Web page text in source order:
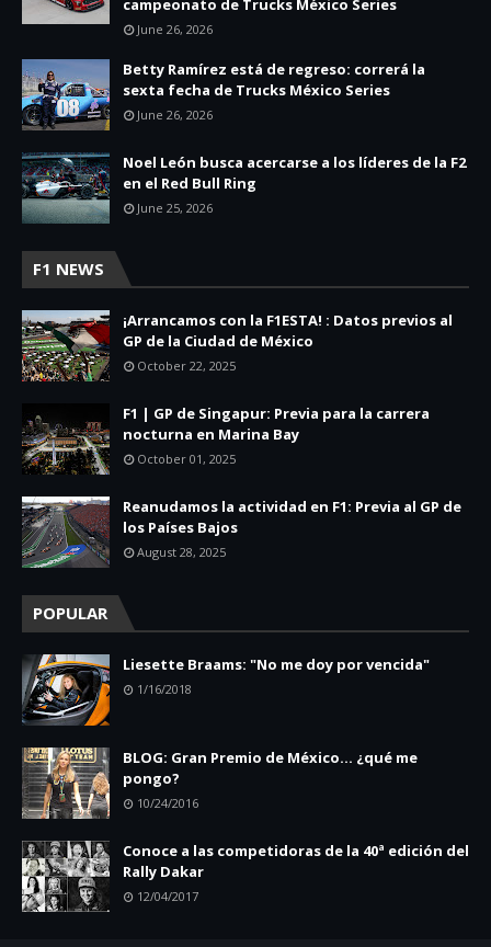
campeonato de Trucks México Series
June 26, 2026
Betty Ramírez está de regreso: correrá la
sexta fecha de Trucks México Series
June 26, 2026
Noel León busca acercarse a los líderes de la F2
en el Red Bull Ring
June 25, 2026
F1 NEWS
¡Arrancamos con la F1ESTA! : Datos previos al
GP de la Ciudad de México
October 22, 2025
F1 | GP de Singapur: Previa para la carrera
nocturna en Marina Bay
October 01, 2025
Reanudamos la actividad en F1: Previa al GP de
los Países Bajos
August 28, 2025
POPULAR
Liesette Braams: "No me doy por vencida"
1/16/2018
BLOG: Gran Premio de México... ¿qué me
pongo?
10/24/2016
Conoce a las competidoras de la 40ª edición del
Rally Dakar
12/04/2017